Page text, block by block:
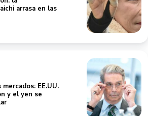
arrasa en las
EE.UU.
y el yen se